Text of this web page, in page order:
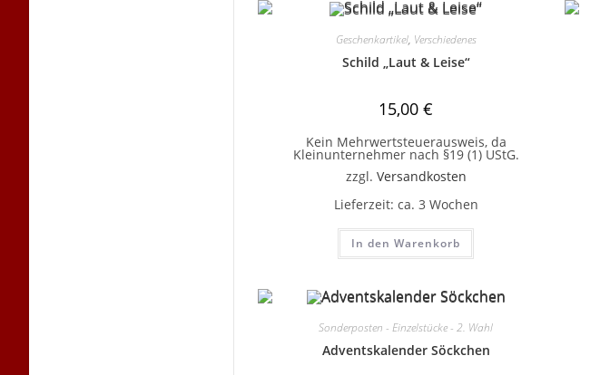
Geschenkartikel, Verschiedenes
Schild „Laut & Leise“
15,00€
Kein Mehrwertsteuerausweis, da
Kleinunternehmer nach §19 (1) UStG.
zzgl. Versandkosten
Lieferzeit: ca. 3 Wochen
In den Warenkorb
Sonderposten - Einzelstücke - 2. Wahl
Adventskalender Söckchen